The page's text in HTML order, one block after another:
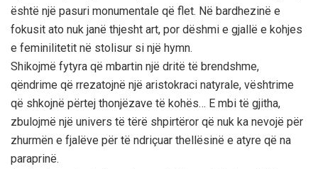
është një pasuri monumentale që flet. Në bardhezinë e
fokusit ato nuk janë thjesht art, por dëshmi e gjallë e kohjes
e feminilitetit në stolisur si një hymn.
Shikojmë fytyra që mbartin një dritë të brendshme,
qëndrime që rrezatojnë një aristokraci natyrale, vështrime
që shkojnë përtej thonjëzave të kohës… E mbi të gjitha,
zbulojmë një univers të tërë shpirtëror që nuk ka nevojë për
zhurmën e fjalëve për të ndriçuar thellësinë e atyre që na
paraprinë.